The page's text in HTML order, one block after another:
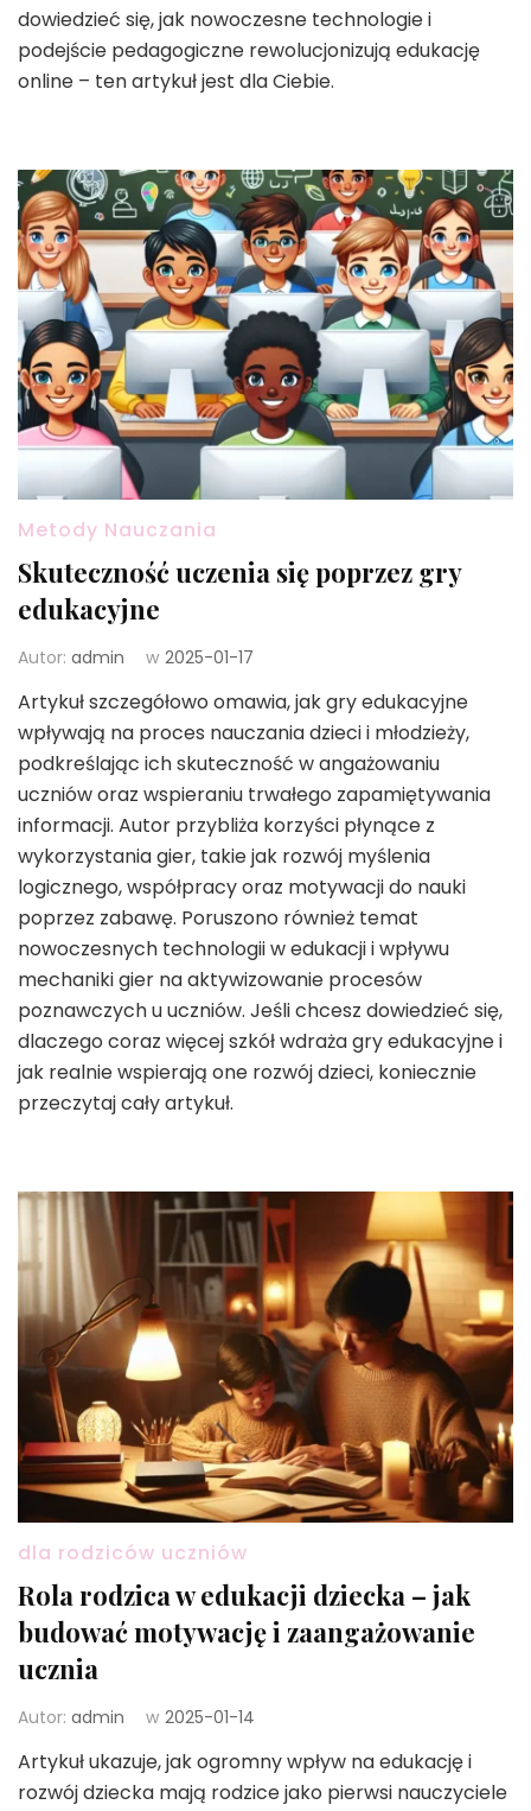
dowiedzieć się, jak nowoczesne technologie i
podejście pedagogiczne rewolucjonizują edukację
online – ten artykuł jest dla Ciebie.
Metody Nauczania
Skuteczność uczenia się poprzez gry
edukacyjne
Autor: admin w 2025-01-17
Artykuł szczegółowo omawia, jak gry edukacyjne
wpływają na proces nauczania dzieci i młodzieży,
podkreślając ich skuteczność w angażowaniu
uczniów oraz wspieraniu trwałego zapamiętywania
informacji. Autor przybliża korzyści płynące z
wykorzystania gier, takie jak rozwój myślenia
logicznego, współpracy oraz motywacji do nauki
poprzez zabawę. Poruszono również temat
nowoczesnych technologii w edukacji i wpływu
mechaniki gier na aktywizowanie procesów
poznawczych u uczniów. Jeśli chcesz dowiedzieć się,
dlaczego coraz więcej szkół wdraża gry edukacyjne i
jak realnie wspierają one rozwój dzieci, koniecznie
przeczytaj cały artykuł.
dla rodziców uczniów
Rola rodzica w edukacji dziecka – jak
budować motywację i zaangażowanie
ucznia
Autor: admin w 2025-01-14
Artykuł ukazuje, jak ogromny wpływ na edukację i
rozwój dziecka mają rodzice jako pierwsi nauczyciele